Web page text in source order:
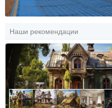
Наши рекомендации